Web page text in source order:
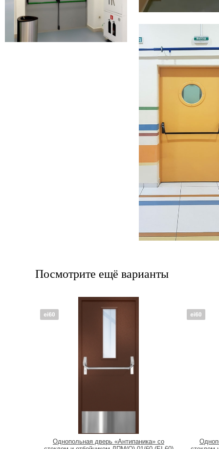
Посмотрите ещё варианты
Однопольная дверь «Антипаника» со